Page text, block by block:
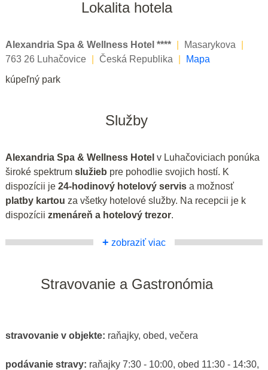
Lokalita hotela
Alexandria Spa & Wellness Hotel **** Masarykova
763 26 Luhačovice
Česká Republika
Mapa
kúpeľný park
Služby
Alexandria Spa & Wellness Hotel v Luhačoviciach ponúka
široké spektrum služieb pre pohodlie svojich hostí. K
dispozícii je 24-hodinový hotelový servis a možnosť
platby kartou za všetky hotelové služby. Na recepcii je k
dispozícii zmenáreň a hotelový trezor.
+ zobraziť viac
Stravovanie a Gastronómia
stravovanie v objekte: raňajky, obed, večera
podávanie stravy: raňajky 7:30 - 10:00, obed 11:30 - 14:30,